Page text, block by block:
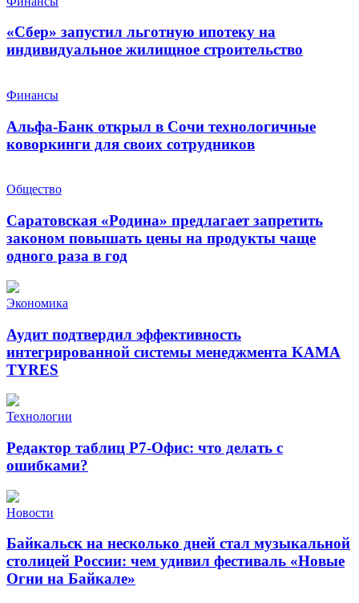
«Сбер» запустил льготную ипотеку на
индивидуальное жилищное строительство
Финансы
Альфа-Банк открыл в Сочи технологичные
коворкинги для своих сотрудников
Общество
Саратовская «Родина» предлагает запретить
законом повышать цены на продукты чаще
одного раза в год
Экономика
Аудит подтвердил эффективность
интегрированной системы менеджмента KAMA
TYRES
Технологии
Редактор таблиц Р7-Офис: что делать с
ошибками?
Новости
Байкальск на несколько дней стал музыкальной
столицей России: чем удивил фестиваль «Новые
Огни на Байкале»